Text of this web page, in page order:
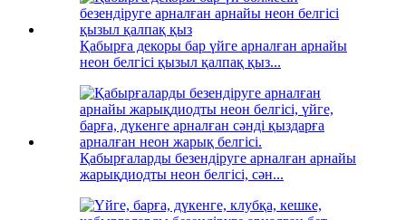
Қабырға декоры бар үйге арналған арнайы
неон белгісі қызыл қалпақ қыз...
Қабырғаларды безендіруге арналған арнайы
жарықдиодты неон белгісі, сән...